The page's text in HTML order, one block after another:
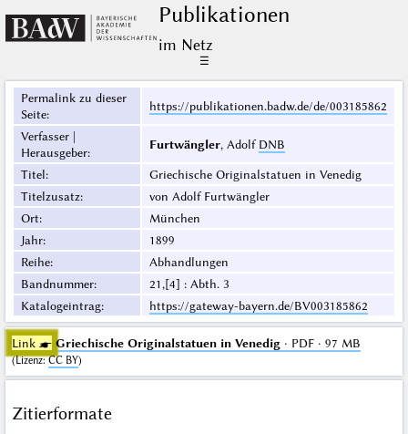
Publikationen
im Netz
☰
Permalink zu dieser
Seite:
https://publikationen.badw.de/de/003185862
Verfasser |
Herausgeber:
Furtwängler, Adolf DNB
Titel:
Griechische Originalstatuen in Venedig
Titelzusatz:
von Adolf Furtwängler
Ort:
München
Jahr:
1899
Reihe:
Abhandlungen
Bandnummer:
21,[4] : Abth. 3
Katalogeintrag: https://gateway-bayern.de/BV003185862
Link ☛ Griechische Originalstatuen in Venedig· PDF · 97 MB
(Lizenz:CC BY)
Zitierformate